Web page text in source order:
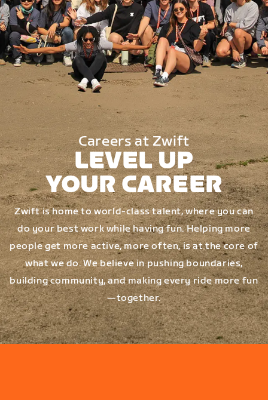
Careers at Zwift
LEVEL UP
YOUR CAREER
Zwift is home to world-class talent, where you can
do your best work while having fun. Helping more
people get more active, more often, is at the core of
what we do. We believe in pushing boundaries,
building community, and making every ride more fun
—together.